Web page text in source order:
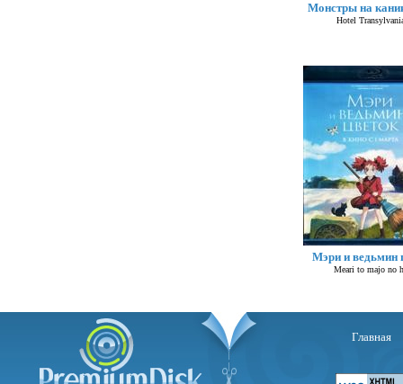
Монстры на
Hotel
Мэри и ведьмин
Meari to majo no
Главная